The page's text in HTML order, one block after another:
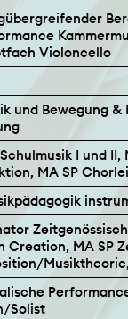
Violoncello
und Bewegung
I und II,
MA SP
Creation, MA SP
Solist